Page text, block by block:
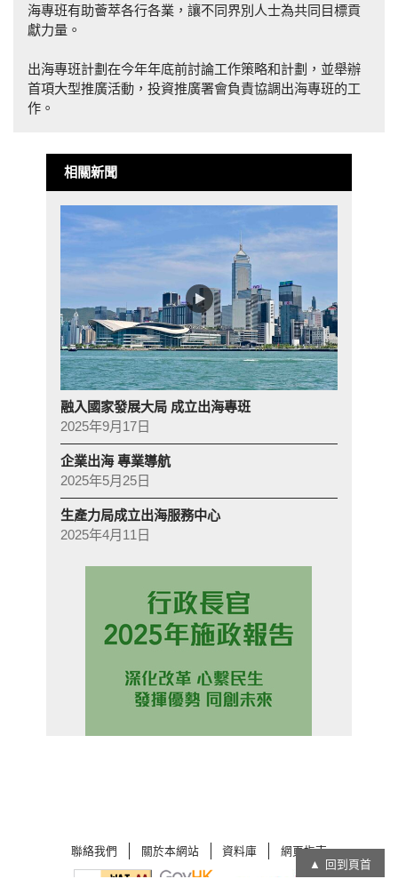
海專班有助薈萃各行各業，讓不同界別人士為共同目標貢
獻力量。
出海專班計劃在今年年底前討論工作策略和計劃，並舉辦
首項大型推廣活動，投資推廣署會負責協調出海專班的工
作。
相關新聞
融入國家發展大局 成立出海專班
2025年9月17日
企業出海 專業導航
2025年5月25日
生產力局成立出海服務中心
2025年4月11日
聯絡我們 關於本網站 資料庫
網頁指南
回到頁首